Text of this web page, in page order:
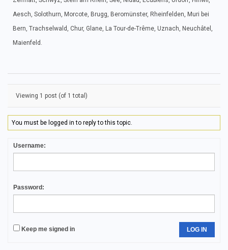
Aesch, Solothurn, Morcote, Brugg, Beromünster, Rheinfelden, Muri bei
Bern, Trachselwald, Chur, Glane, La Tour-de-Trême, Uznach, Neuchâtel,
Maienfeld.
Viewing 1 post (of 1 total)
You must be logged in to reply to this topic.
Username:
Password:
Keep me signed in LOG IN